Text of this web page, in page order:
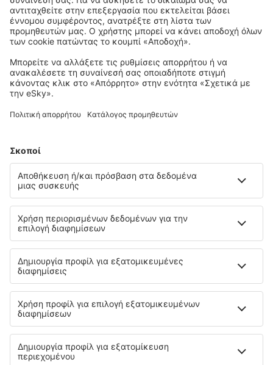
Προγραμματίστε το ταξίδι σας
City Break
Διακοπές
Διαμονή
Πτήση+Ξενοδοχείο
Ξενοδοχεία
Μεταφορές
Αξιοθέατα
Αθλητικά γεγονότα
Μάθετε περισσότερα
Εγγύηση χαμηλότερης τιμής
Εφαρμογή για κινητά
Αερομεταφορείς
SKY express
Olympic Air
Ryanair
Aegean
Wizzair